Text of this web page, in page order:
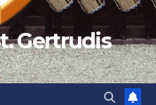
Gertrudis